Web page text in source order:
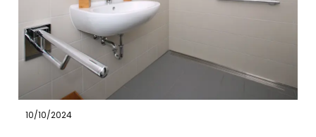
10/10/2024